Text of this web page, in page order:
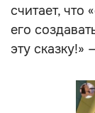
считает, что
его
эту